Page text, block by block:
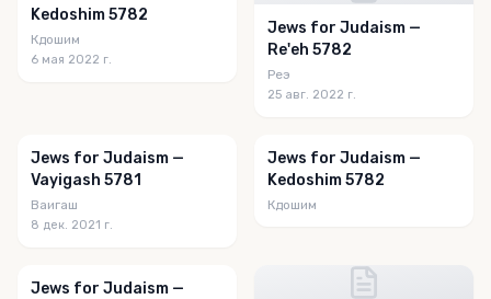
Kedoshim 5782
Кдошим
6 мая 2022 г.
Jews for Judaism —
Re'eh 5782
Реэ
25 авг. 2022 г.
Jews for Judaism —
Vayigash 5781
Ваигаш
8 дек. 2021 г.
Jews for Judaism —
Kedoshim 5782
Кдошим
Jews for Judaism —